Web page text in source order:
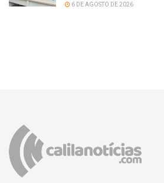
6 DE AGOSTO DE 2026